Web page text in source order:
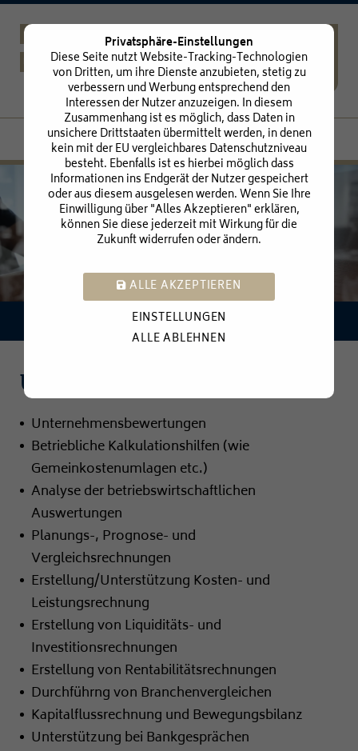
Privatsphäre-Einstellungen
Diese Seite nutzt Website-Tracking-Technologien
von Dritten, um ihre Dienste anzubieten, stetig zu
verbessern und Werbung entsprechend den
Interessen der Nutzer anzuzeigen. In diesem
Zusammenhang ist es möglich, dass Daten in
unsichere Drittstaaten übermittelt werden, in denen
kein mit der EU vergleichbares Datenschutzniveau
besteht. Ebenfalls ist es hierbei möglich dass
Informationen ins Endgerät der Nutzer gespeichert
oder aus diesem ausgelesen werden. Wenn Sie Ihre
Einwilligung über "Alles Akzeptieren" erklären,
können Sie diese jederzeit mit Wirkung für die
Zukunft widerrufen oder ändern.
ALLE AKZEPTIEREN
EINSTELLUNGEN
ALLE ABLEHNEN
Startseite
Unsere Kanzlei
Unsere Leistungen
Finanz-/Lohnbuchhaltung
Selbstanzeige/Rechtsbehelf
Erben und Schenken
Unternehmensberatung
Steuerberatung/-gestaltung
Vermögens-/Finanzierungsberatung
Existenzgründung
Internationales Steuerrecht
Service
Karriere
Kontakt
Impressum
Ihre Ziele sind unsere Motivation.
Unternehmensberatung
Unternehmensbewertungen
Betriebliche Kalkulationshilfen (wie
Gemeinkostenumlagen etc.)
Analyse der betriebswirtschaftlichen
Auswertungen
Planungs-, Prognose- und
Vergleichsrechnungen
Erstellung/Unterstützung Kosten- und
Leistungsrechnung
Erstellung von Liquiditäts- und
Investitionsrechnungen
Erstellung von Rentabilitätsrechnungen
Durchführng von Branchenvergleichen
Kapitalflussrechnung und Bewegungsbilanz
Unterstützung bei Bankgesprächen